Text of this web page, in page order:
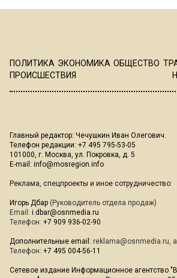
ПОЛИТИКА ЭКОНОМИКА ОБЩЕСТВО
ПРОИСШЕСТВИЯ
Главный редактор: Чечушкин Иван Олегович.
Телефон редакции: +7 495 795-53-05
101000, г. Москва, ул. Покровка, д. 5
E-mail: info@mosregion.info
Реклама, спецпроекты и иное сотрудничество:
Игорь Дбар (Руководитель отдела продаж)
Email: i.dbar@osnmedia.ru
Телефон: +7 909 936-02-90
Дополнительные email: reklama@osnmedia.ru,
Телефон: +7 495 004-56-11
Сетевое издание Информационное агентство